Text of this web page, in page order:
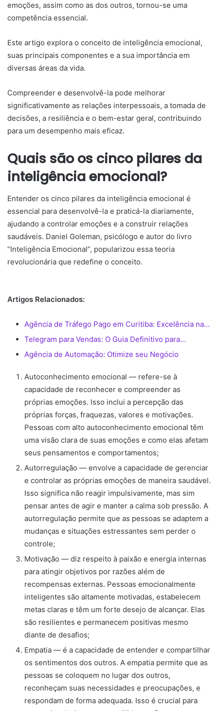
emoções, assim como as dos outros, tornou-se uma
competência essencial.
Este artigo explora o conceito de inteligência emocional,
suas principais componentes e a sua importância em
diversas áreas da vida.
Compreender e desenvolvê-la pode melhorar
significativamente as relações interpessoais, a tomada de
decisões, a resiliência e o bem-estar geral, contribuindo
para um desempenho mais eficaz.
Quais são os cinco pilares da
inteligência emocional?
Entender os cinco pilares da inteligência emocional é
essencial para desenvolvê-la e praticá-la diariamente,
ajudando a controlar emoções e a construir relações
saudáveis. Daniel Goleman, psicólogo e autor do livro
“Inteligência Emocional”, popularizou essa teoria
revolucionária que redefine o conceito.
Artigos Relacionados:
Agência de Tráfego Pago em Curitiba: Excelência na…
Telegram para Vendas: O Guia Definitivo para…
Agência de Automação: Otimize seu Negócio
Autoconhecimento emocional — refere-se à
capacidade de reconhecer e compreender as
próprias emoções. Isso inclui a percepção das
próprias forças, fraquezas, valores e motivações.
Pessoas com alto autoconhecimento emocional têm
uma visão clara de suas emoções e como elas afetam
seus pensamentos e comportamentos;
Autorregulação — envolve a capacidade de gerenciar
e controlar as próprias emoções de maneira saudável.
Isso significa não reagir impulsivamente, mas sim
pensar antes de agir e manter a calma sob pressão. A
autorregulação permite que as pessoas se adaptem a
mudanças e situações estressantes sem perder o
controle;
Motivação — diz respeito à paixão e energia internas
para atingir objetivos por razões além de
recompensas externas. Pessoas emocionalmente
inteligentes são altamente motivadas, estabelecem
metas claras e têm um forte desejo de alcançar. Elas
são resilientes e permanecem positivas mesmo
diante de desafios;
Empatia — é a capacidade de entender e compartilhar
os sentimentos dos outros. A empatia permite que as
pessoas se coloquem no lugar dos outros,
reconheçam suas necessidades e preocupações, e
respondam de forma adequada. Isso é crucial para